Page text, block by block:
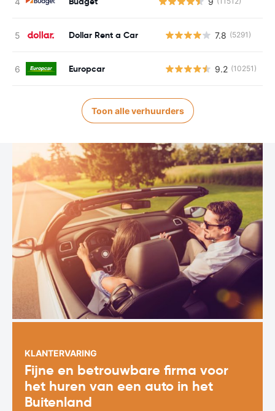
Dollar Rent a Car 7.8 (5291)
Europcar 9.2 (10251)
Toon alle verhuurders
KLANTERVARING
Fijne en betrouwbare firma voor
het huren van een auto in het
Buitenland